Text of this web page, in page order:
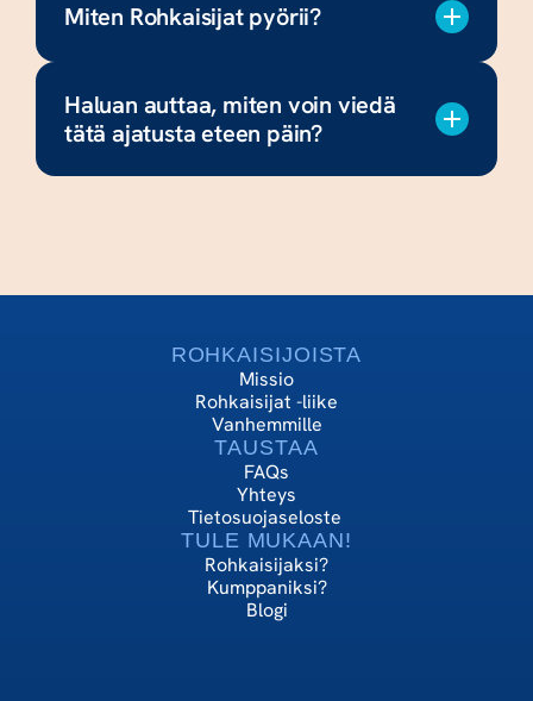
Miten Rohkaisijat pyörii?
Haluan auttaa, miten voin viedä
tätä ajatusta eteen päin?
ROHKAISIJOISTA
Missio
Rohkaisijat -liike
Vanhemmille
TAUSTAA
FAQs
Yhteys
Tietosuojaseloste
TULE MUKAAN!
Rohkaisijaksi?
Kumppaniksi?
Blogi